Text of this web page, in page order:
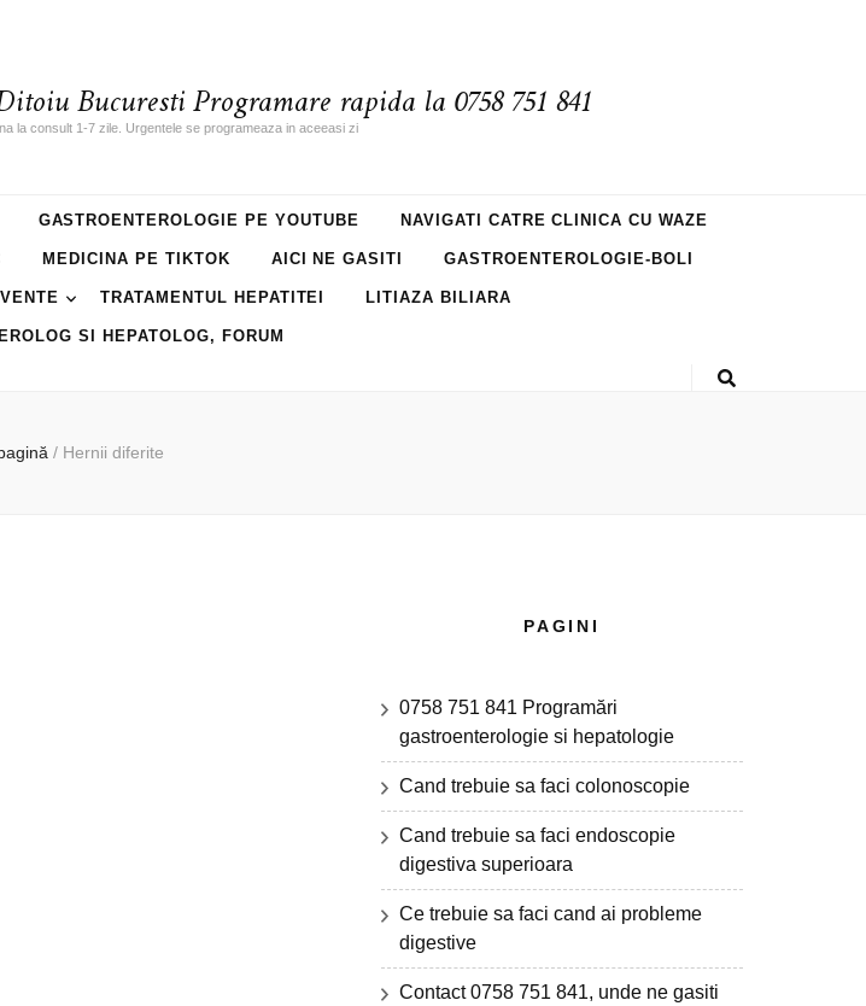
Bucuresti Programare rapida la 0758 751 841
la consult 1-7 zile. Urgentele se programeaza in aceeasi zi
GASTROENTEROLOGIE PE YOUTUBE NAVIGATI CATRE CLINICA CU WAZE
MEDICINA PE TIKTOK AICI NE GASITI GASTROENTEROLOGIE-BOLI
TRATAMENTUL HEPATITEI LITIAZA BILIARA
SI HEPATOLOG, FORUM
/ Hernii diferite
PAGINI
0758 751 841 Programări
gastroenterologie si hepatologie
Cand trebuie sa faci colonoscopie
Cand trebuie sa faci endoscopie
digestiva superioara
Ce trebuie sa faci cand ai probleme
digestive
Contact 0758 751 841, unde ne gasiti